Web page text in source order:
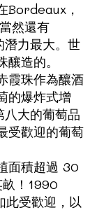
Bordeaux，
然還有
力最大。世
造的。
霞珠作為釀酒
的爆炸式增
大的葡萄品
受歡迎的葡萄
面積超過 30
！1990
此受歡迎，以